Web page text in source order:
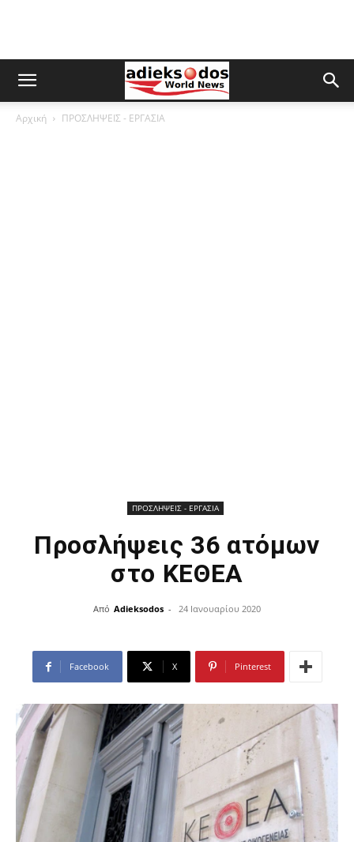
Αρχική ΠΡΟΣΛΗΨΕΙΣ - ΕΡΓΑΣΙΑ
ΠΡΟΣΛΗΨΕΙΣ - ΕΡΓΑΣΙΑ
Προσλήψεις 36 ατόμων
στο ΚΕΘΕΑ
Από Adieksodos - 24 Ιανουαρίου 2020
Facebook X Pinterest